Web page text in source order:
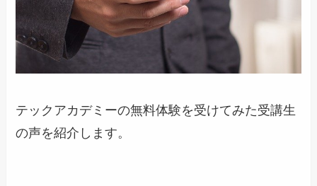
テックアカデミーの無料体験を受けてみた受講生
の声を紹介します。